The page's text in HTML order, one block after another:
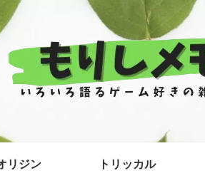
リジン トリッカル